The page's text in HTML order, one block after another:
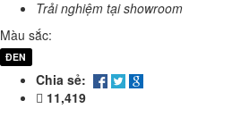
Trải nghiệm tại showroom
Màu sắc:
ĐEN
Chia sẻ:
11,419